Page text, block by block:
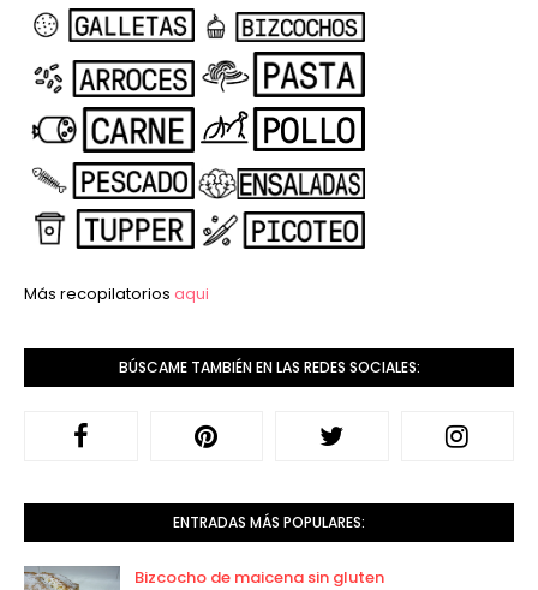
Más recopilatorios aqui
BÚSCAME TAMBIÉN EN LAS REDES SOCIALES:
ENTRADAS MÁS POPULARES:
Bizcocho de maicena sin gluten